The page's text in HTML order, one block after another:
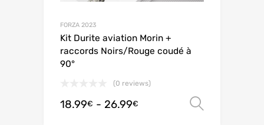
FORZA 2023
Kit Durite aviation Morin +
raccords Noirs/Rouge coudé à
90°
(0 reviews)
18.99€ - 26.99€